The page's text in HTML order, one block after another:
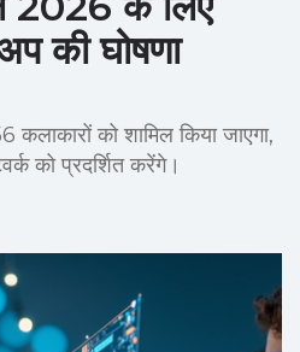
की घोषणा
को शामिल किया जाएगा,
को प्रदर्शित करेंगे।